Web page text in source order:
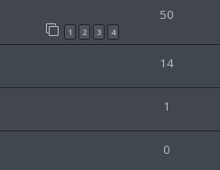
1 2 3 4
50
14
1
0